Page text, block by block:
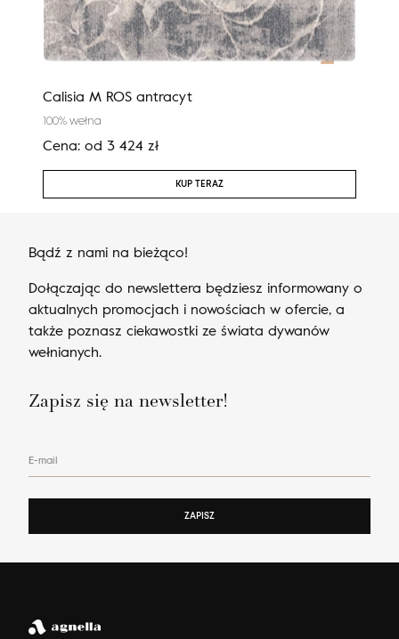
Calisia M ROS antracyt
100% wełna
Cena: od 3 424 zł
KUP TERAZ
Bądź z nami na bieżąco!
Dołączając do newslettera będziesz informowany o
aktualnych promocjach i nowościach w ofercie, a
także poznasz ciekawostki ze świata dywanów
wełnianych.
Zapisz się na newsletter!
E-mail
ZAPISZ